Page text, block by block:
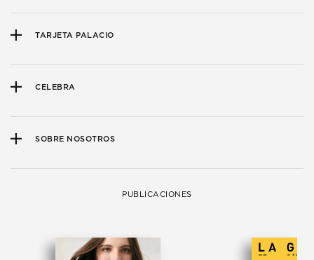
TARJETA PALACIO
CELEBRA
SOBRE NOSOTROS
PUBLICACIONES